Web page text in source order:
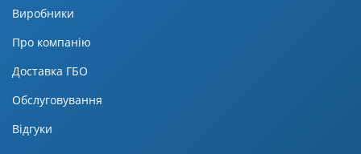
Виробники
Про компанію
Доставка ГБО
Обслуговування
Відгуки